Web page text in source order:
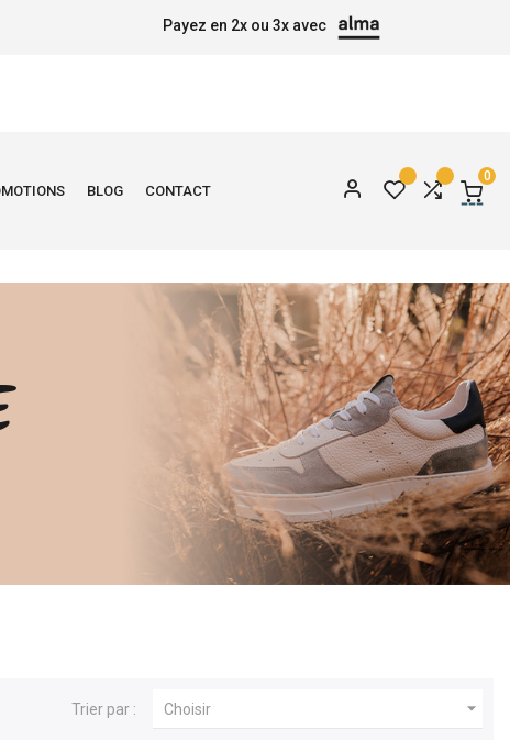
Payez en 2x ou 3x avec
BLOG CONTACT
0
Trier par : Choisir 